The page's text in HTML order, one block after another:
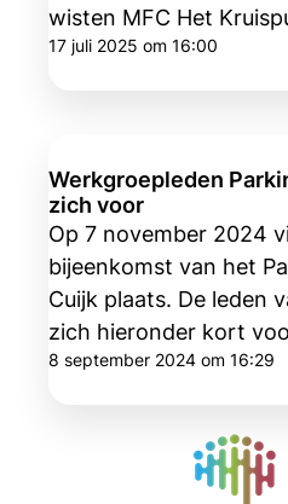
wisten MFC Het
17 juli 2025 om 16:00
Werkgroepleden
zich voor
Op 7 november 2024
bijeenkomst van het
Cuijk plaats. De leden
zich hieronder kort
8 september 2024 om 16:29